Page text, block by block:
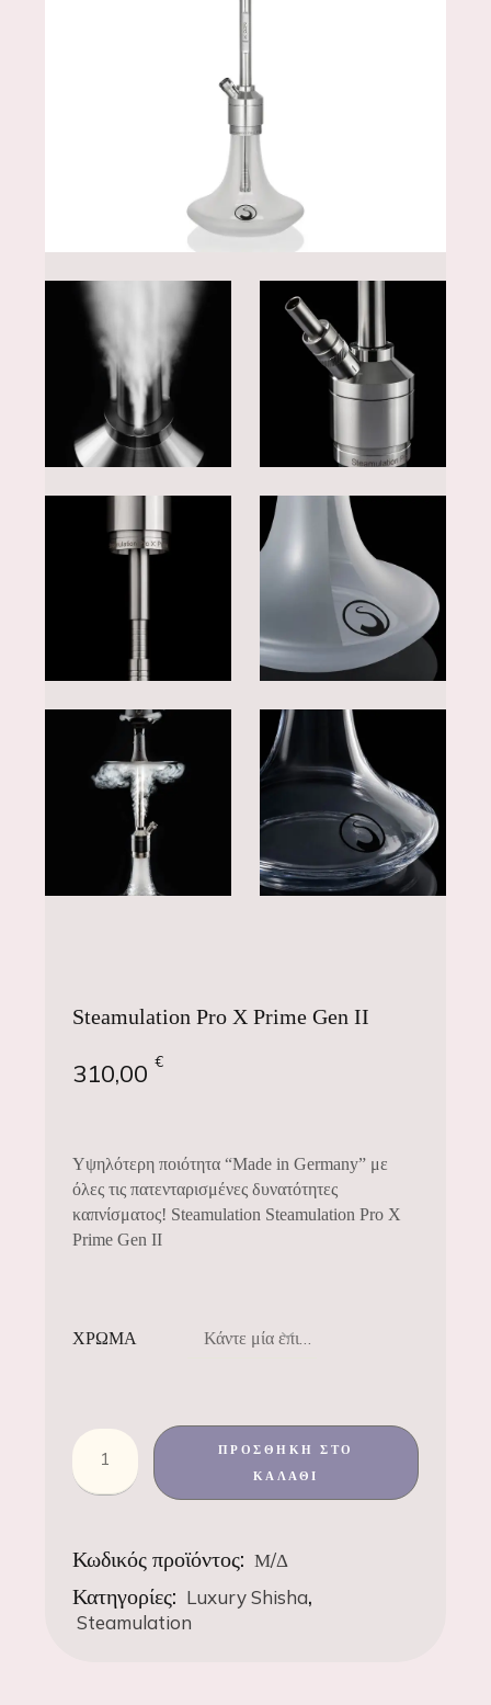
Steamulation Pro X Prime Gen II
310,00€
Υψηλότερη ποιότητα “Made in Germany” με
όλες τις πατενταρισμένες δυνατότητες
καπνίσματος! Steamulation Steamulation Pro X
Prime Gen II
ΧΡΩΜΑ
ΠΡΟΣΘΉΚΗ ΣΤΟ
ΚΑΛΆΘΙ
Κωδικός προϊόντος: Μ/Δ
Κατηγορίες: Luxury Shisha,
Steamulation